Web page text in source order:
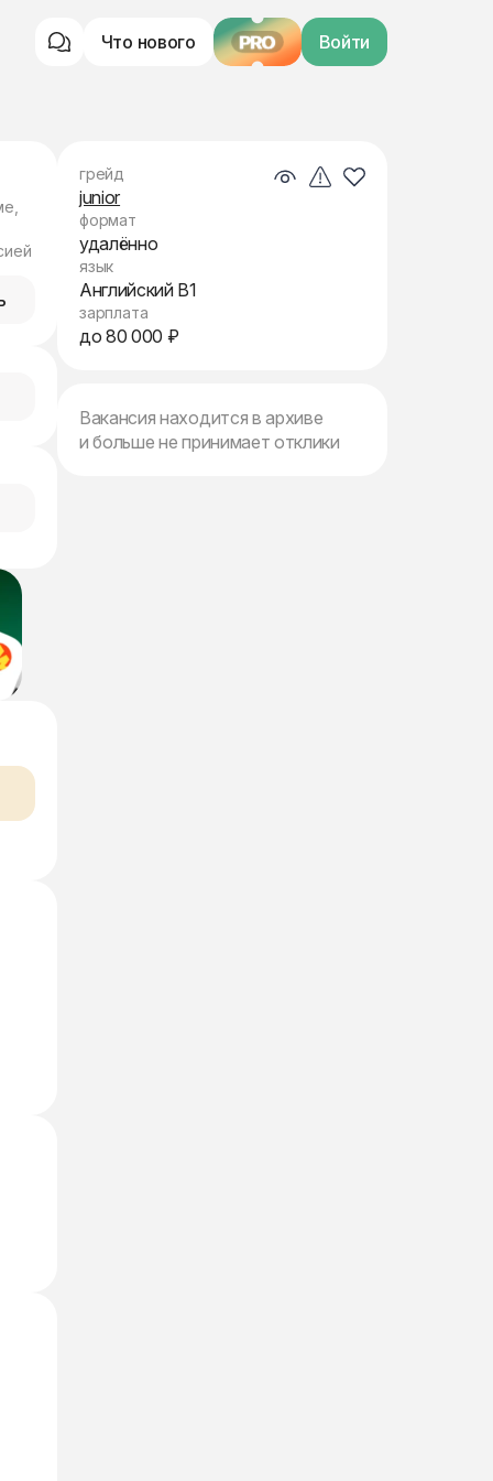
Что нового PRO Войти
грейд
junior
формат
удалённо
язык
Английский B1
зарплата
до 80 000 ₽
Вакансия находится в архиве
и больше не принимает отклики